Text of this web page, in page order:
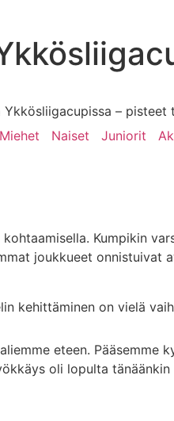
Miehet Naiset Juniorit
– pisteet
Kumpikin
joukkueet onnistuivat
kehittäminen on vielä
eteen. Pääsemme
oli lopulta